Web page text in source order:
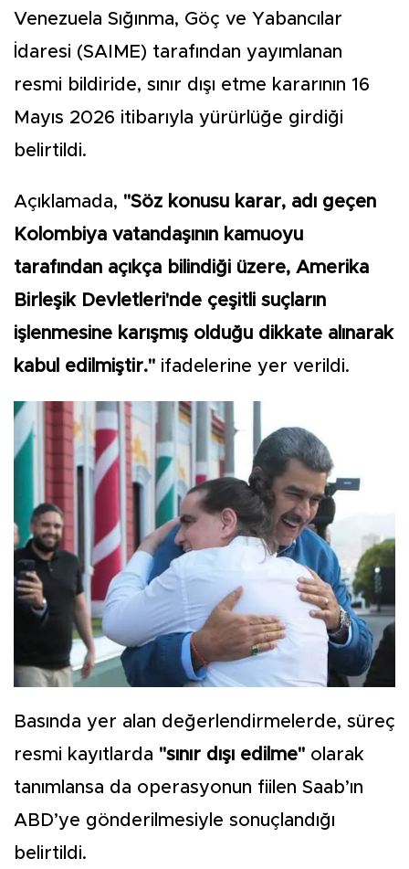
Venezuela Sığınma, Göç ve Yabancılar
İdaresi (SAIME) tarafından yayımlanan
resmi bildiride, sınır dışı etme kararının 16
Mayıs 2026 itibarıyla yürürlüğe girdiği
belirtildi.
Açıklamada, "Söz konusu karar, adı geçen
Kolombiya vatandaşının kamuoyu
tarafından açıkça bilindiği üzere, Amerika
Birleşik Devletleri'nde çeşitli suçların
işlenmesine karışmış olduğu dikkate alınarak
kabul edilmiştir." ifadelerine yer verildi.
Basında yer alan değerlendirmelerde, süreç
resmi kayıtlarda "sınır dışı edilme" olarak
tanımlansa da operasyonun fiilen Saab’ın
ABD’ye gönderilmesiyle sonuçlandığı
belirtildi.